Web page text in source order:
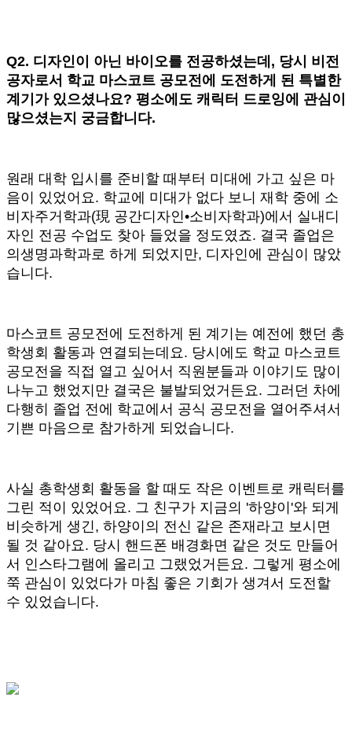
Q2. 디자인이 아닌 바이오를 전공하셨는데, 당시 비전
공자로서 학교 마스코트 공모전에 도전하게 된 특별한
계기가 있으셨나요? 평소에도 캐릭터 드로잉에 관심이
많으셨는지 궁금합니다.
원래 대학 입시를 준비할 때부터 미대에 가고 싶은 마
음이 있었어요. 학교에 미대가 없다 보니 재학 중에 소
비자주거학과(現 공간디자인•소비자학과)에서 실내디
자인 전공 수업도 찾아 들었을 정도였죠. 결국 졸업은
의생명과학과로 하게 되었지만, 디자인에 관심이 많았
습니다.
마스코트 공모전에 도전하게 된 계기는 예전에 했던 총
학생회 활동과 연결되는데요. 당시에도 학교 마스코트
공모전을 직접 열고 싶어서 직원분들과 이야기도 많이
나누고 했었지만 결국은 불발되었거든요. 그러던 차에
다행히 졸업 전에 학교에서 공식 공모전을 열어주셔서
기쁜 마음으로 참가하게 되었습니다.
사실 총학생회 활동을 할 때도 작은 이벤트로 캐릭터를
그린 적이 있었어요. 그 친구가 지금의 '하양이'와 되게
비슷하게 생긴, 하양이의 전신 같은 존재라고 보시면
될 것 같아요. 당시 핸드폰 배경화면 같은 것도 만들어
서 인스타그램에 올리고 그랬었거든요. 그렇게 평소에
쭉 관심이 있었다가 마침 좋은 기회가 생겨서 도전할
수 있었습니다.